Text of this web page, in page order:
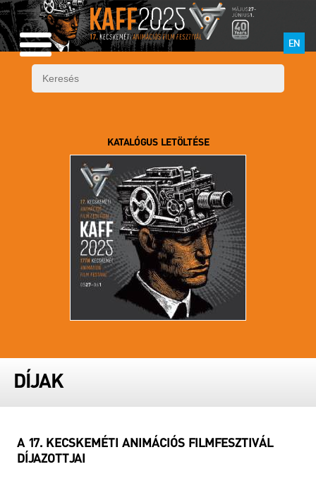
EN
KATALÓGUS LETÖLTÉSE
DÍJAK
A 17. KECSKEMÉTI ANIMÁCIÓS FILMFESZTIVÁL
DÍJAZOTTJAI